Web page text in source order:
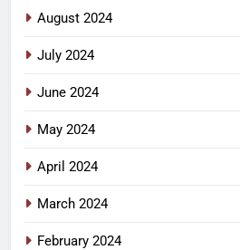
August 2024
July 2024
June 2024
May 2024
April 2024
March 2024
February 2024